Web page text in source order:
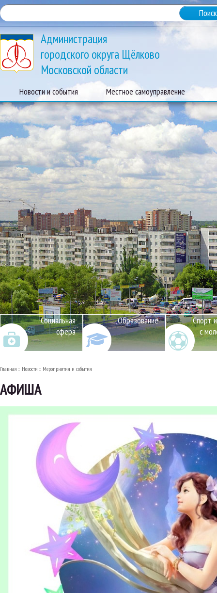
Администрация
городского округа Щёлково
Московской области
Новости и события Местное самоуправление
Социальная
сфера
Образование
Спорт
с
Главная Новости Мероприятия и события
АФИША